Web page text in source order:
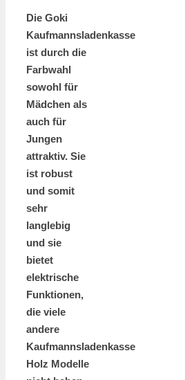
Die Goki
Kaufmannsladenkasse
ist durch die
Farbwahl
sowohl für
Mädchen als
auch für
Jungen
attraktiv. Sie
ist robust
und somit
sehr
langlebig
und sie
bietet
elektrische
Funktionen,
die viele
andere
Kaufmannsladenkasse
Holz Modelle